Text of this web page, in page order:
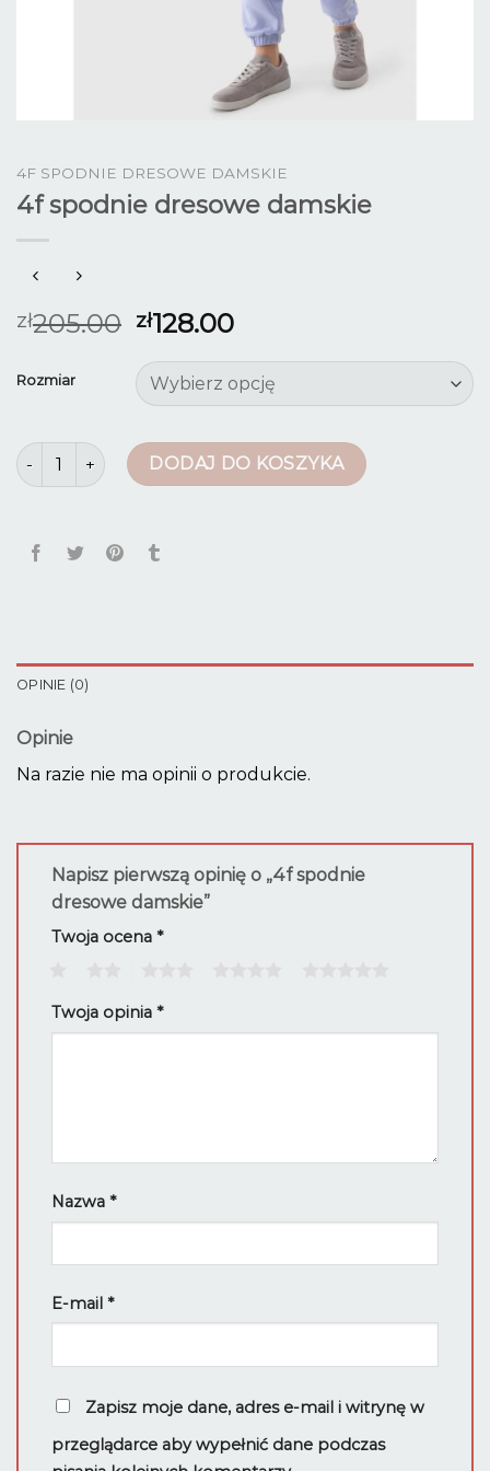
4F SPODNIE DRESOWE DAMSKIE
4f spodnie dresowe damskie
zł205.00 zł128.00
Rozmiar
ilość 4f spodnie dresowe damskie
DODAJ DO KOSZYKA
OPINIE (0)
Opinie
Na razie nie ma opinii o produkcie.
Napisz pierwszą opinię o „4f spodnie
dresowe damskie”
Twoja ocena *
Twoja opinia *
Nazwa *
E-mail *
Zapisz moje dane, adres e-mail i witrynę w
przeglądarce aby wypełnić dane podczas